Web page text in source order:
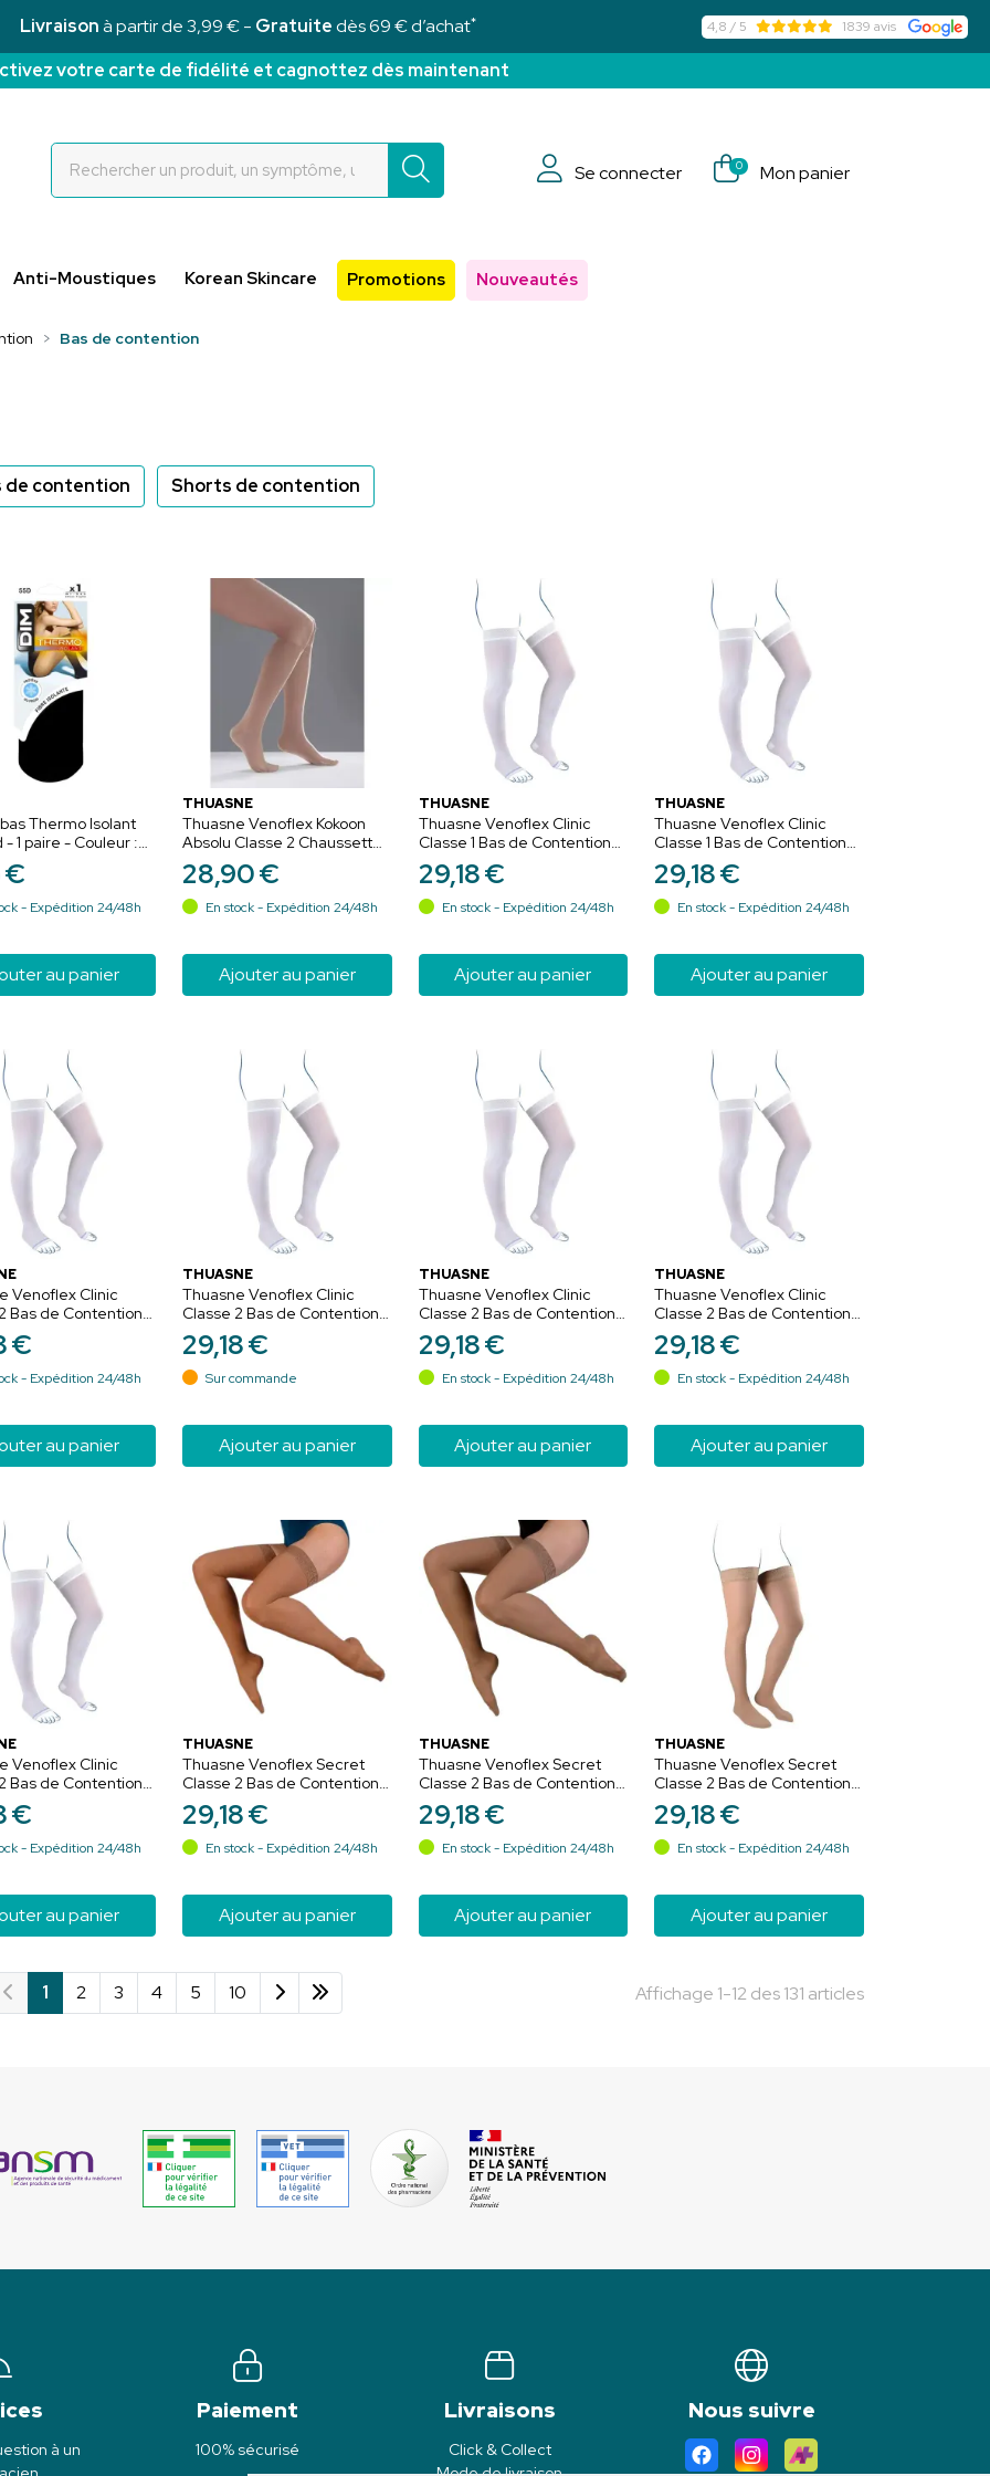
Livraisonà partir de 3,99 € - Gratuitedès 69 € d’achat* 4,8 / 5 1839 avis
votre carte de fidélité et cagnottez dès maintenant
Se connecter
0 Mon panier
Anti-Moustiques Korean Skincare Promotions Nouveautés
Bas de contention
de contention Shorts de contention
Thermo Isolant
- 1 paire - Couleur :
: 35/41 - Chaleur
€
- Expédition 24/48h
au panier
THUASNE
Thuasne Venoflex Kokoon
Absolu Classe 2 Chaussettes
de Contention Femme Miel -
Normal - Taille 2
28,90€
En stock - Expédition 24/48h
Ajouter au panier
THUASNE
Thuasne Venoflex Clinic
Classe 1 Bas de Contention
Anti-Stase Blanc - Normal -
Taille 2
29,18€
En stock - Expédition 24/48h
Ajouter au panier
THUASNE
Thuasne Venoflex Clinic
Classe 1 Bas de Contention
Anti-Stase Blanc - Normal -
Taille 3
29,18€
En stock - Expédition 24/48h
Ajouter au panier
Venoflex Clinic
Bas de Contention
Blanc - Normal -
€
- Expédition 24/48h
au panier
THUASNE
Thuasne Venoflex Clinic
Classe 2 Bas de Contention
Anti-Stase Blanc - Normal -
Taille 3
29,18€
Sur commande
Ajouter au panier
THUASNE
Thuasne Venoflex Clinic
Classe 2 Bas de Contention
Anti-Stase Blanc - Long -
Taille 4
29,18€
En stock - Expédition 24/48h
Ajouter au panier
THUASNE
Thuasne Venoflex Clinic
Classe 2 Bas de Contention
Anti-Stase Blanc - Normal -
Taille 4
29,18€
En stock - Expédition 24/48h
Ajouter au panier
Venoflex Clinic
Bas de Contention
Blanc - Normal -
€
- Expédition 24/48h
au panier
THUASNE
Thuasne Venoflex Secret
Classe 2 Bas de Contention
Femme Beige Bronzant -
Normal - Taille 1
29,18€
En stock - Expédition 24/48h
Ajouter au panier
THUASNE
Thuasne Venoflex Secret
Classe 2 Bas de Contention
Femme Beige Doré - Normal
- Taille 1
29,18€
En stock - Expédition 24/48h
Ajouter au panier
THUASNE
Thuasne Venoflex Secret
Classe 2 Bas de Contention
Femme Beige Naturel -
Normal - Taille 1
29,18€
En stock - Expédition 24/48h
Ajouter au panier
Affichage 1-12 des 131 articles
1 2 3 4 5 10
à un
Paiement
100% sécurisé
Livraisons
Click & Collect
Nous suivre